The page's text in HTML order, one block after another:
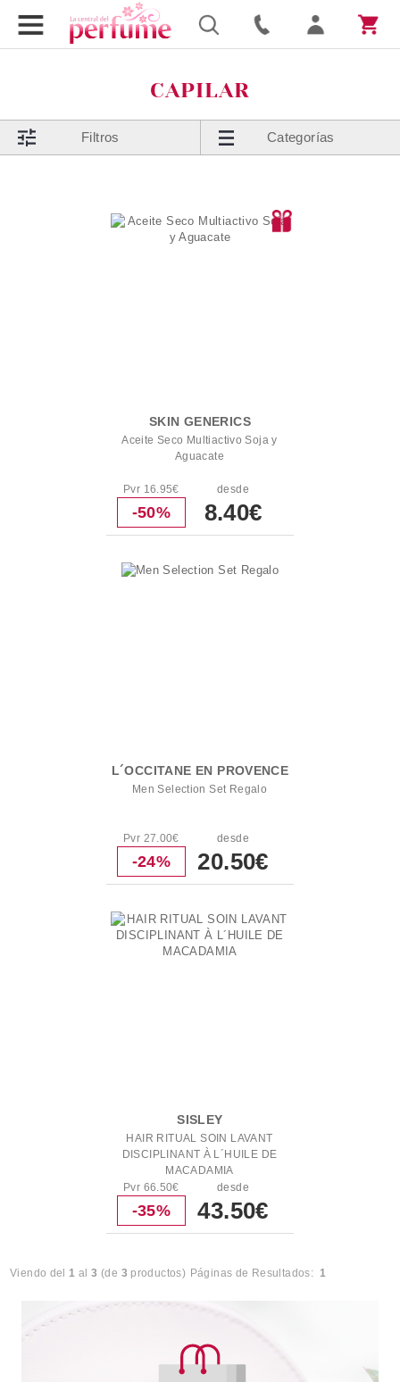
CAPILAR
Filtros Categorías
SKIN GENERICS
Aceite Seco Multiactivo Soja y
Aguacate
Pvr 16.95€
-50%
desde
8.40€
L´OCCITANE EN PROVENCE
Men Selection Set Regalo
Pvr 27.00€
-24%
desde
20.50€
SISLEY
HAIR RITUAL SOIN LAVANT
DISCIPLINANT À L´HUILE DE
MACADAMIA
Pvr 66.50€
-35%
desde
43.50€
Viendo del1 al3 (de 3 productos) Páginas de Resultados: 1